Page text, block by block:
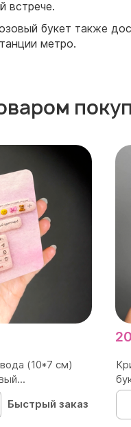
встрече.
букет также
метро.
(10*7 см)
Быстрый заказ